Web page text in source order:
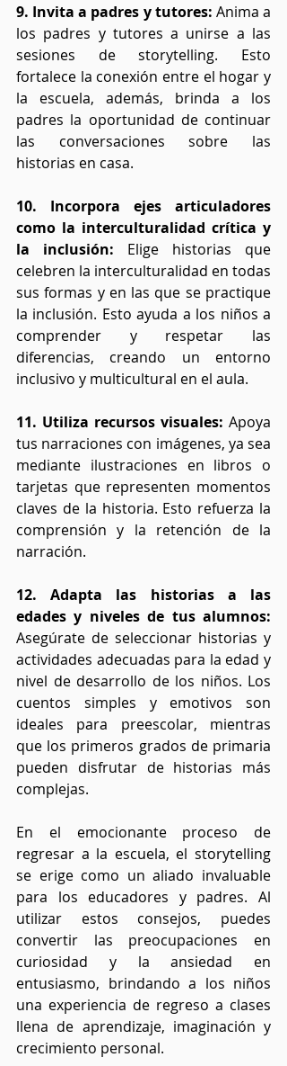
9. Invita a padres y tutores: Anima a
los padres y tutores a unirse a las
sesiones de storytelling. Esto
fortalece la conexión entre el hogar y
la escuela, además, brinda a los
padres la oportunidad de continuar
las conversaciones sobre las
historias en casa.
10. Incorpora ejes articuladores
como la interculturalidad crítica y
la inclusión: Elige historias que
celebren la interculturalidad en todas
sus formas y en las que se practique
la inclusión. Esto ayuda a los niños a
comprender y respetar las
diferencias, creando un entorno
inclusivo y multicultural en el aula.
11. Utiliza recursos visuales: Apoya
tus narraciones con imágenes, ya sea
mediante ilustraciones en libros o
tarjetas que representen momentos
claves de la historia. Esto refuerza la
comprensión y la retención de la
narración.
12. Adapta las historias a las
edades y niveles de tus alumnos:
Asegúrate de seleccionar historias y
actividades adecuadas para la edad y
nivel de desarrollo de los niños. Los
cuentos simples y emotivos son
ideales para preescolar, mientras
que los primeros grados de primaria
pueden disfrutar de historias más
complejas.
En el emocionante proceso de
regresar a la escuela, el storytelling
se erige como un aliado invaluable
para los educadores y padres. Al
utilizar estos consejos, puedes
convertir las preocupaciones en
curiosidad y la ansiedad en
entusiasmo, brindando a los niños
una experiencia de regreso a clases
llena de aprendizaje, imaginación y
crecimiento personal.